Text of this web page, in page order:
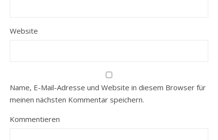
Website
Name, E-Mail-Adresse und Website in diesem Browser für
meinen nächsten Kommentar speichern.
Kommentieren